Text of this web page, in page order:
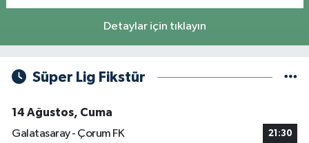
Detaylar için tıklayın
Süper Lig Fikstür
14 Ağustos, Cuma
Galatasaray - Çorum FK
21:30